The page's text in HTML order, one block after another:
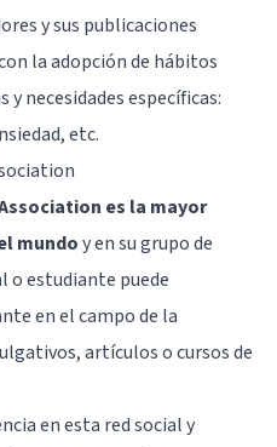
y sus publicaciones
la adopción de hábitos
necesidades específicas:
etc.
es la mayor
mundoy en su grupo de
o estudiante puede
en el campo de la
artículos o cursos de
en esta red social y